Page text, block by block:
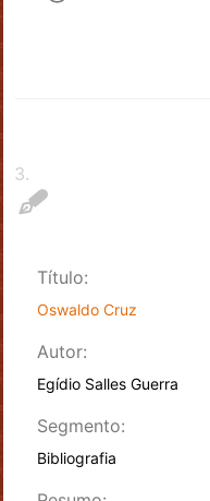
3.
Título:
Oswaldo Cruz
Autor:
Egídio Salles Guerra
Segmento:
Bibliografia